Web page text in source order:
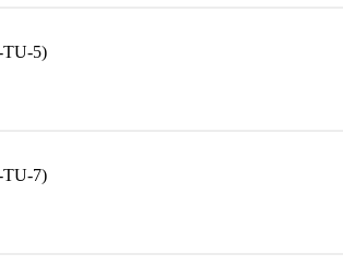
TU-5)
TU-7)